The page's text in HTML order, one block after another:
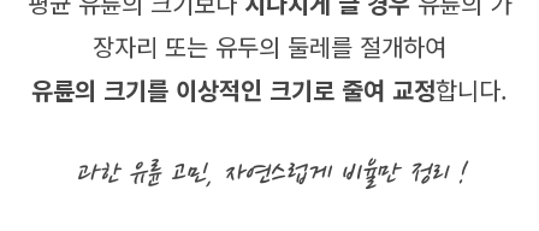
장자리 또는 유두의 둘레를 절개하여
유륜의 크기를 이상적인 크기로 줄여 교정합니다.
과한 유륜 고민, 자연스럽게 비율만 정리 !